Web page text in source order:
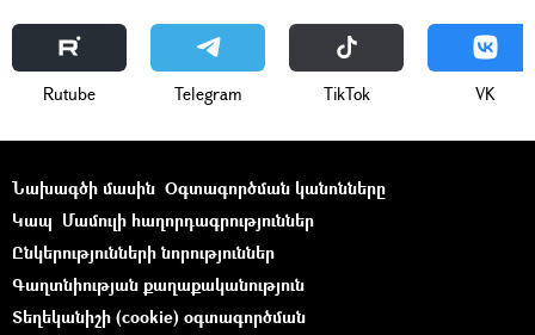
Rutube Telegram ТikТоk VK
Նախագծի մասին Օգտագործման կանոնները
Կապ Մամուլի հաղորդագրություններ
Ընկերությունների նորություններ
Գաղտնիության քաղաքականություն
Տեղեկանիշի (cookie) օգտագործման